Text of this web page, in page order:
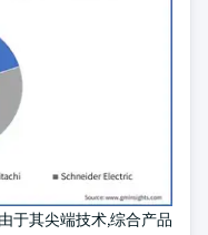
于其尖端技术,综合产品